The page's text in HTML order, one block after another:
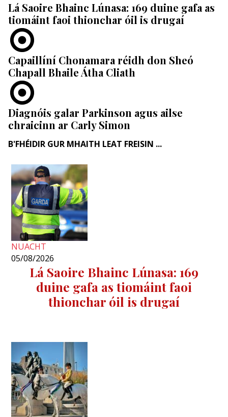
Lá Saoire Bhainc Lúnasa: 169 duine gafa as
tiomáint faoi thionchar óil is drugaí
Capaillíní Chonamara réidh don Sheó
Chapall Bhaile Átha Cliath
Diagnóis galar Parkinson agus ailse
chraicinn ar Carly Simon
B'FHÉIDIR GUR MHAITH LEAT FREISIN ...
NUACHT
05/08/2026
Lá Saoire Bhainc Lúnasa: 169
duine gafa as tiomáint faoi
thionchar óil is drugaí